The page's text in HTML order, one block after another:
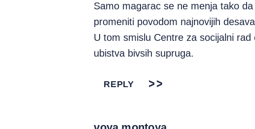
Samo magarac se ne menja tako
promeniti povodom najnovijih
U tom smislu Centre za socijalni
ubistva bivsih supruga.
REPLY